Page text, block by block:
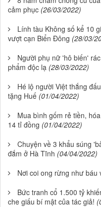
cảm phục (26/03/2022)
Lính tàu Không số kể 10
vượt cạn Biển Đông (28/03/
Người phụ nữ 'hô biến'
phẩm độc lạ (28/03/2022)
Hé lộ người Việt thắng
tặng Huế (01/04/2022)
Mua bình gốm rẻ tiền,
14 tỉ đồng (01/04/2022)
Chuyện về 3 khẩu súng
đắm ở Hà Tĩnh (04/04/2022)
Nơi coi ong rừng như báu
Bức tranh cổ 1.500 tỷ
che giấu bí mật của tác giả!